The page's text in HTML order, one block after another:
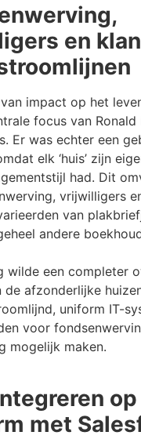
en
impact op het
focus van Ronald
Er was echter een
elk ‘huis’ zijn
had. Dit
vrijwilligers
van
andere
wilde een completer
de afzonderlijke
uniform IT-
voor
mogelijk maken.
op
met